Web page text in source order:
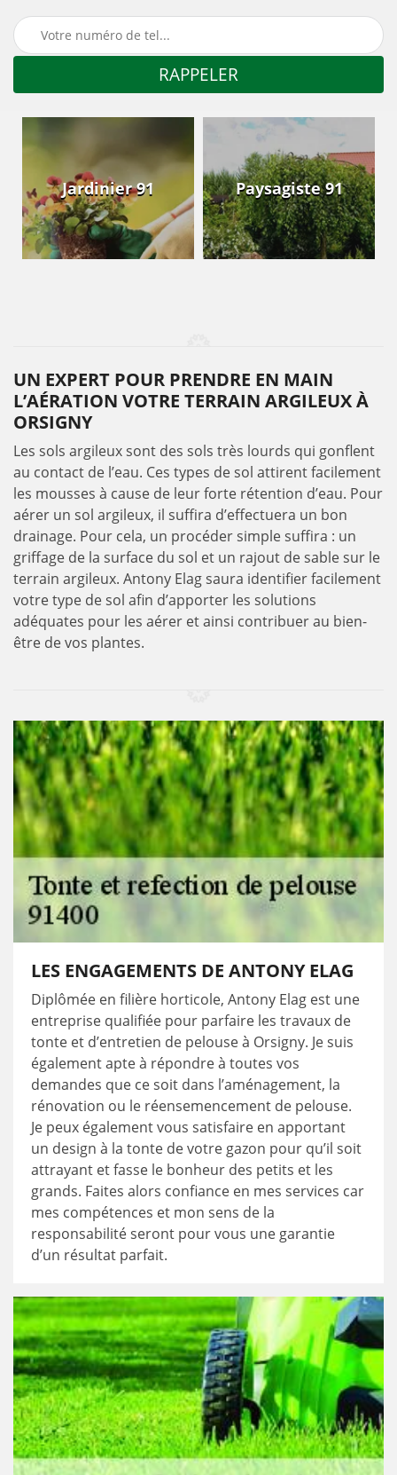
Jardinier 91 Paysagiste 91
UN EXPERT POUR PRENDRE EN MAIN
L’AÉRATION VOTRE TERRAIN ARGILEUX À
ORSIGNY
Les sols argileux sont des sols très lourds qui gonflent
au contact de l’eau. Ces types de sol attirent facilement
les mousses à cause de leur forte rétention d’eau. Pour
aérer un sol argileux, il suffira d’effectuera un bon
drainage. Pour cela, un procéder simple suffira : un
griffage de la surface du sol et un rajout de sable sur le
terrain argileux. Antony Elag saura identifier facilement
votre type de sol afin d’apporter les solutions
adéquates pour les aérer et ainsi contribuer au bien-
être de vos plantes.
LES ENGAGEMENTS DE ANTONY ELAG
Diplômée en filière horticole, Antony Elag est une
entreprise qualifiée pour parfaire les travaux de
tonte et d’entretien de pelouse à Orsigny. Je suis
également apte à répondre à toutes vos
demandes que ce soit dans l’aménagement, la
rénovation ou le réensemencement de pelouse.
Je peux également vous satisfaire en apportant
un design à la tonte de votre gazon pour qu’il soit
attrayant et fasse le bonheur des petits et les
grands. Faites alors confiance en mes services car
mes compétences et mon sens de la
responsabilité seront pour vous une garantie
d’un résultat parfait.